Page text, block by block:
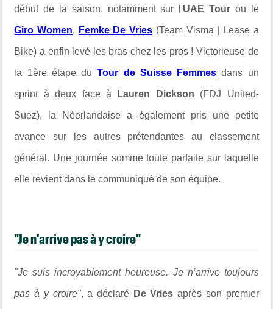
début de la saison, notamment sur l'UAE Tour ou le
Giro Women, Femke De Vries (Team Visma | Lease a
Bike) a enfin levé les bras chez les pros ! Victorieuse de
la 1ère étape duTour de Suisse Femmes dans un
sprint à deux face à Lauren Dickson (FDJ United-
Suez), la Néerlandaise a également pris une petite
avance sur les autres prétendantes au classement
général. Une journée somme toute parfaite sur laquelle
elle revient dans le communiqué de son équipe.
"Je n'arrive pas à y croire"
"Je suis incroyablement heureuse. Je n’arrive toujours
pas à y croire", a déclaré De Vries après son premier